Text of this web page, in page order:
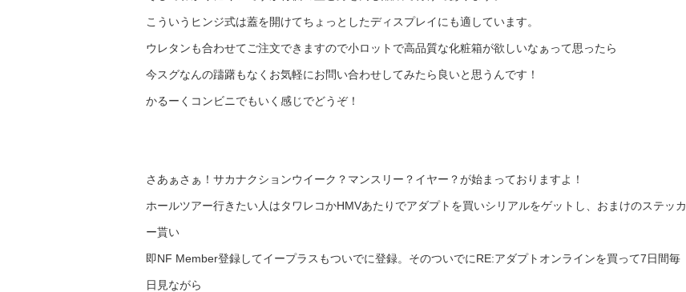
こういうヒンジ式は蓋を開けてちょっとしたディスプレイにも適しています。
ウレタンも合わせてご注文できますので小ロットで高品質な化粧箱が欲しいなぁって思ったら
今スグなんの躊躇もなくお気軽にお問い合わせしてみたら良いと思うんです！
かるーくコンビニでもいく感じでどうぞ！
さあぁさぁ！サカナクションウイーク？マンスリー？イヤー？が始まっておりますよ！
ホールツアー行きたい人はタワレコかHMVあたりでアダプトを買いシリアルをゲットし、おまけのステッカ
ー貰い
即NF Member登録してイープラスもついでに登録。そのついでにRE:アダプトオンラインを買って7日間毎
日見ながら